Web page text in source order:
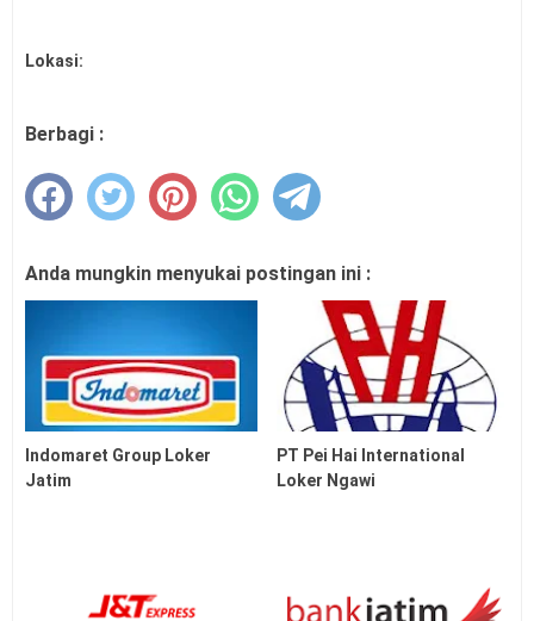
Lokasi:
Berbagi :
Anda mungkin menyukai postingan ini :
Indomaret Group Loker
Jatim
PT Pei Hai International
Loker Ngawi